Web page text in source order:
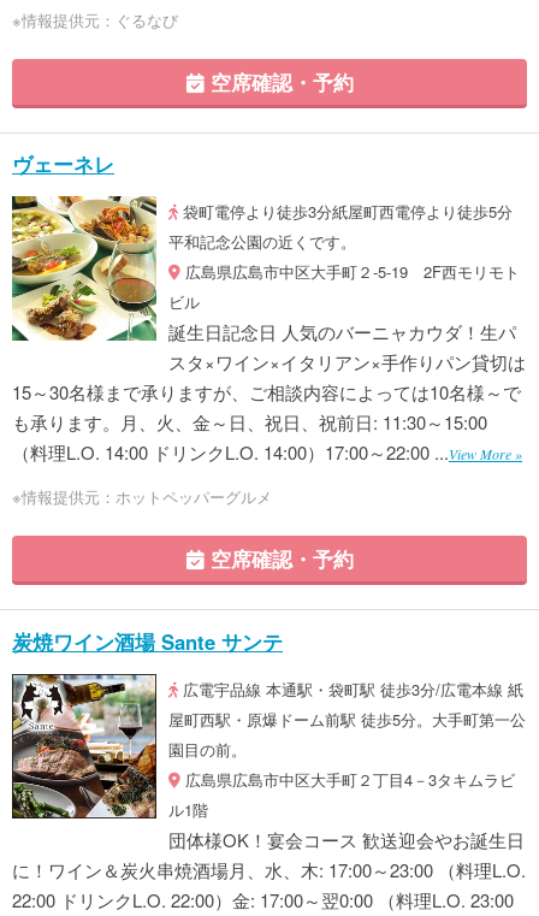
※情報提供元：ぐるなび
空席確認・予約
ヴェーネレ
袋町電停より徒歩3分紙屋町西電停より徒歩5分
平和記念公園の近くです。
広島県広島市中区大手町２-5-19 2F西モリモト
ビル
誕生日記念日 人気のバーニャカウダ！生パ
スタ×ワイン×イタリアン×手作りパン貸切は
15～30名様まで承りますが、ご相談内容によっては10名様～で
も承ります。月、火、金～日、祝日、祝前日: 11:30～15:00
（料理L.O. 14:00 ドリンクL.O. 14:00）17:00～22:00 ...View More »
※情報提供元：ホットペッパーグルメ
空席確認・予約
炭焼ワイン酒場 Sante サンテ
広電宇品線 本通駅・袋町駅 徒歩3分/広電本線 紙
屋町西駅・原爆ドーム前駅 徒歩5分。大手町第一公
園目の前。
広島県広島市中区大手町２丁目4－3タキムラビ
ル1階
団体様OK！宴会コース 歓送迎会やお誕生日
に！ワイン＆炭火串焼酒場月、水、木: 17:00～23:00 （料理L.O.
22:00 ドリンクL.O. 22:00）金: 17:00～翌0:00 （料理L.O. 23:00